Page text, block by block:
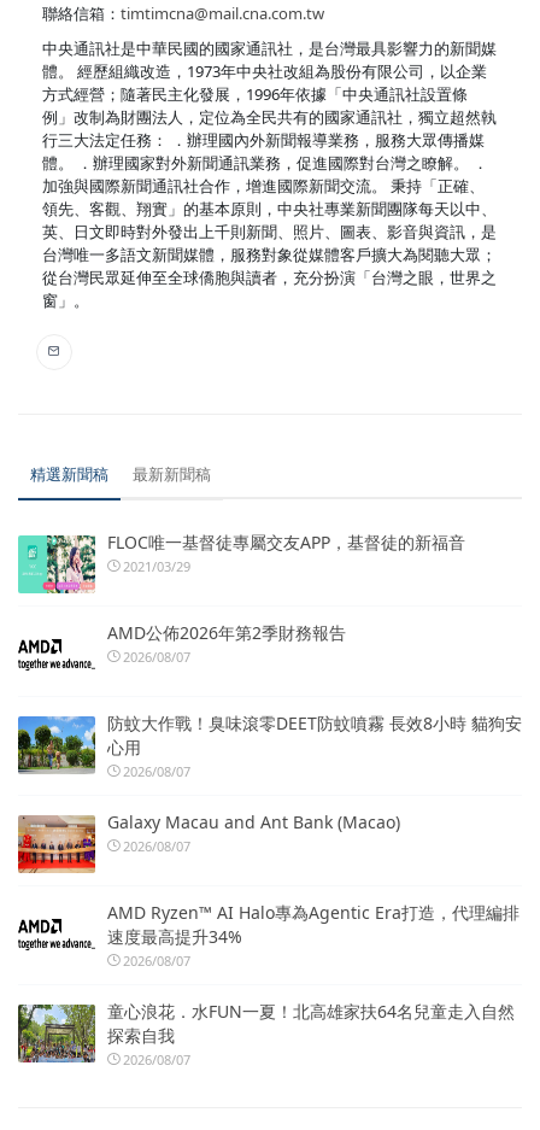
聯絡信箱： timtimcna@mail.cna.com.tw
中央通訊社是中華民國的國家通訊社，是台灣最具影響力的新聞媒
體。 經歷組織改造，1973年中央社改組為股份有限公司，以企業
方式經營；隨著民主化發展，1996年依據「中央通訊社設置條
例」改制為財團法人，定位為全民共有的國家通訊社，獨立超然執
行三大法定任務： ．辦理國內外新聞報導業務，服務大眾傳播媒
體。 ．辦理國家對外新聞通訊業務，促進國際對台灣之瞭解。 ．
加強與國際新聞通訊社合作，增進國際新聞交流。 秉持「正確、
領先、客觀、翔實」的基本原則，中央社專業新聞團隊每天以中、
英、日文即時對外發出上千則新聞、照片、圖表、影音與資訊，是
台灣唯一多語文新聞媒體，服務對象從媒體客戶擴大為閱聽大眾；
從台灣民眾延伸至全球僑胞與讀者，充分扮演「台灣之眼，世界之
窗」。
精選新聞稿 最新新聞稿
FLOC唯一基督徒專屬交友APP，基督徒的新福音
2021/03/29
AMD公佈2026年第2季財務報告
2026/08/07
防蚊大作戰！臭味滾零DEET防蚊噴霧 長效8小時 貓狗安
心用
2026/08/07
Galaxy Macau and Ant Bank (Macao)
2026/08/07
AMD Ryzen™ AI Halo專為Agentic Era打造，代理編排
速度最高提升34%
2026/08/07
童心浪花．水FUN一夏！北高雄家扶64名兒童走入自然
探索自我
2026/08/07